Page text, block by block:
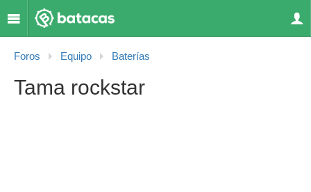
Foros Equipo Baterías
Tama rockstar